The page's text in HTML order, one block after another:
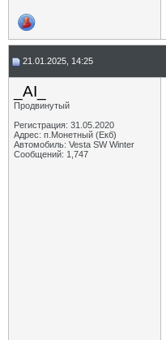
21.01.2025, 14:25
_AI_
Продвинутый
Регистрация: 31.05.2020
Адрес: п.Монетный (Екб)
Автомобиль: Vesta SW Winter
Сообщений: 1,747